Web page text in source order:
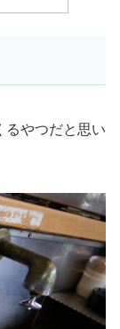
るやつだと思い